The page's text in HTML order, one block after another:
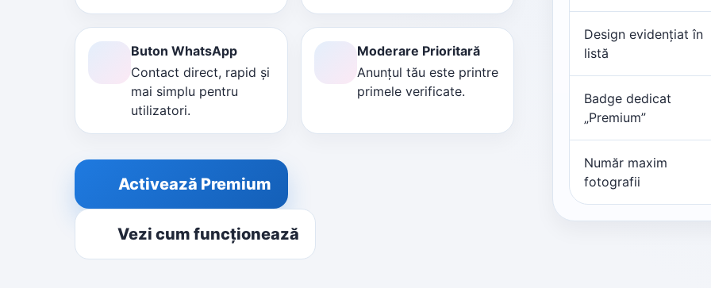
Buton WhatsApp
Contact direct, rapid și
mai simplu pentru
utilizatori.
Moderare Prioritară
Anunțul tău este printre
primele verificate.
Activează Premium
Vezi cum funcționează
Design evidențiat în
listă
Badge dedicat
„Premium”
Număr maxim
fotografii